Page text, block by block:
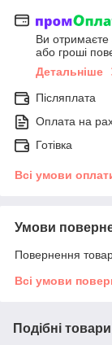
Ви
або гроші
Детальніше
Післяплата
Оплата на
Готівка
Всі умови
Умови
Повернення
Всі умови
Подібні